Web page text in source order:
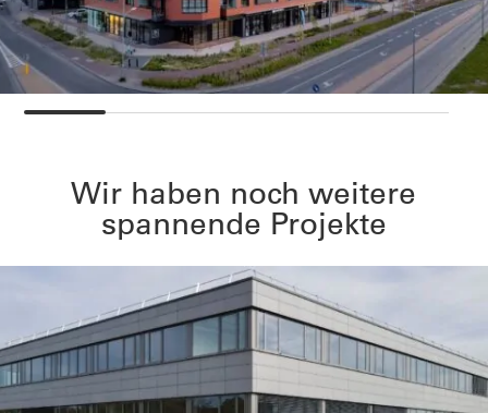
Wir haben noch weitere
spannende Projekte